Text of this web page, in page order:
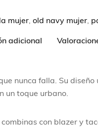
mujer, old navy mujer,
adicional
nunca falla. Su
un toque urbano.
con blazer y